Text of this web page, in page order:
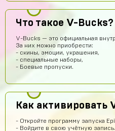
Что такое V-Bucks?
V-Bucks — это официальная
За них можно приобрести:
- скины, эмоции, украшения,
- специальные наборы,
- Боевые пропуски.
Как активировать
- Откройте программу запуска
- Войдите в свою учётную запись.
Павел Лавренчук
Все быстро и понятно!
dragon
Завтра закину 1000
Ilias Amandyq
крутой сайт
Илья Лобазов
Пацаны рил не
Данил Петров